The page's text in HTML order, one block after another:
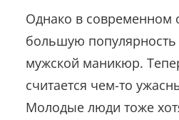
Однако в современном
большую популярность
мужской маникюр.
считается чем-то
Молодые люди тоже